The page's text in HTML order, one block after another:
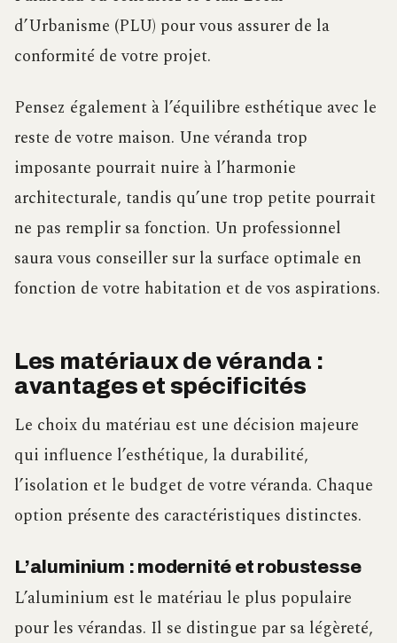
d’Urbanisme (PLU) pour vous assurer de la
conformité de votre projet.
Pensez également à l’équilibre esthétique avec le
reste de votre maison. Une véranda trop
imposante pourrait nuire à l’harmonie
architecturale, tandis qu’une trop petite pourrait
ne pas remplir sa fonction. Un professionnel
saura vous conseiller sur la surface optimale en
fonction de votre habitation et de vos aspirations.
Les matériaux de véranda :
avantages et spécificités
Le choix du matériau est une décision majeure
qui influence l’esthétique, la durabilité,
l’isolation et le budget de votre véranda. Chaque
option présente des caractéristiques distinctes.
L’aluminium : modernité et robustesse
L’aluminium est le matériau le plus populaire
pour les vérandas. Il se distingue par sa légèreté,